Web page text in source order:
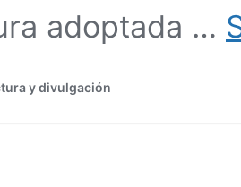
adoptada …
y divulgación